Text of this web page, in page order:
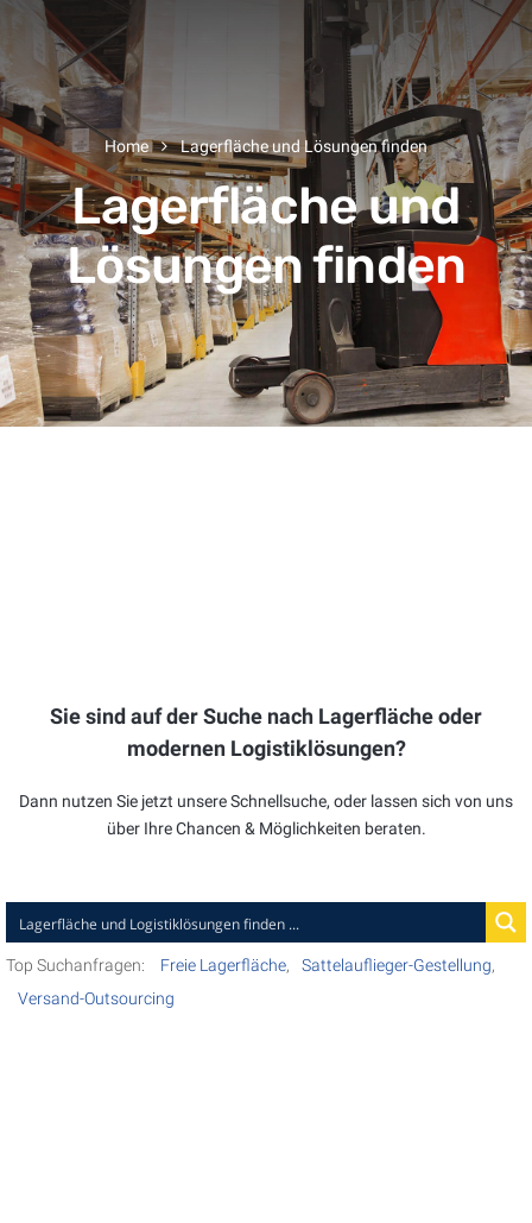
Home Lagerfläche und Lösungen finden
Lagerfläche und
Lösungen finden
Sie sind auf der Suche nach Lagerflächeoder
modernen Logistiklösungen?
Dann nutzen Sie jetzt unsere Schnellsuche, oder lassen sich von uns
über Ihre Chancen & Möglichkeiten beraten.
Top Suchanfragen: Freie Lagerfläche
Sattelauflieger-Gestellung
Versand-Outsourcing